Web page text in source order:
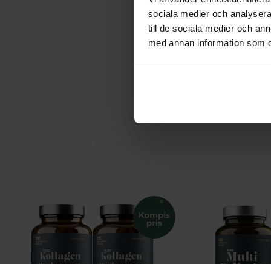
sociala medier och
till de sociala medier och
med annan information som
Vegan
Ekologisk